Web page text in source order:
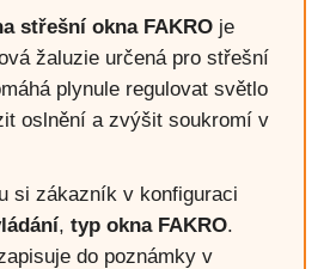
střešní okna FAKRO je
žaluzie určená pro střešní
plynule regulovat světlo
oslnění a zvýšit soukromí v
si zákazník v konfiguraci
, typ okna FAKRO.
do poznámky v